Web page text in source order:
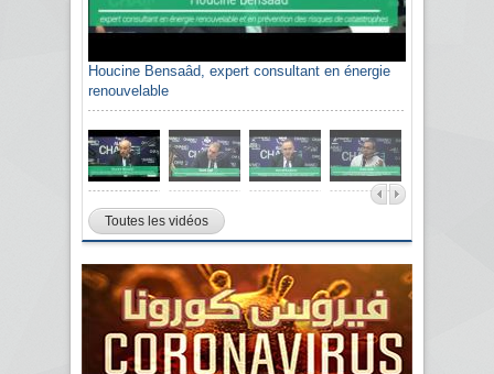
Houcine Bensaâd, expert consultant en énergie
renouvelable
Toutes les vidéos